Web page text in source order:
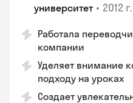
университет • 2012 г.
Работала
компании
Уделяет внимание
подходу на уроках
Создает